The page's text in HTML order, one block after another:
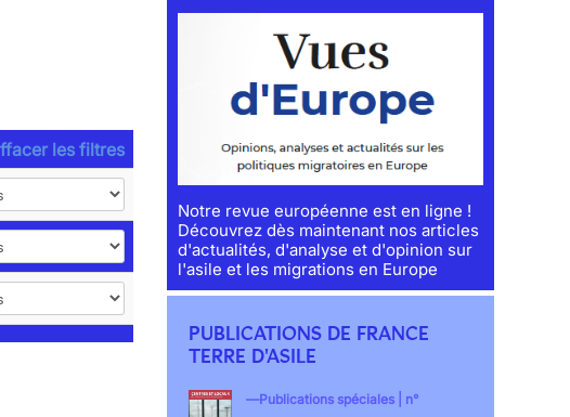
les filtres
Notre revue européenne est en ligne !
Découvrez dès maintenant nos articles
d'actualités, d'analyse et d'opinion sur
l'asile et les migrations en Europe
PUBLICATIONS DE FRANCE
TERRE D'ASILE
Publications spéciales | n°